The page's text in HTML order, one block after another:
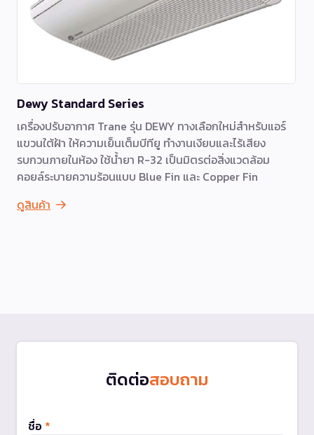
Dewy Standard Series
เครื่องปรับอากาศ Trane รุ่น DEWY ทางเลือกใหม่สำหรับแอร์
แขวนใต้ฝ้า ให้ความเย็นเต็มบีทียู ทำงานเงียบและไร้เสียง
รบกวนภายในห้อง ใช้น้ำยา R-32 เป็นมิตรต่อสิ่งแวดล้อม
คอยล์ระบายความร้อนแบบ Blue Fin และ Copper Fin
ดูสินค้า
ติดต่อสอบถาม
ชื่อ *